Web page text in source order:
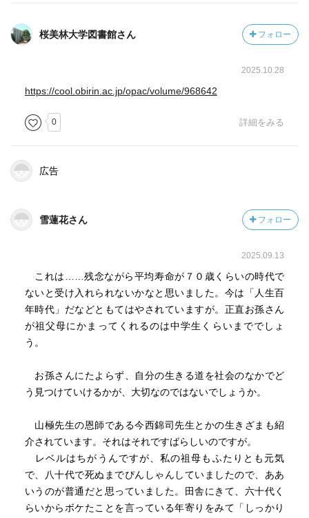
（自信）、の３要素が、人間の成熟度の指標ではない
か。」
・考え方ひとつで、老いは新しい価値をもって私たちのな
かに立ち上がってくる。年をとることを「さびしい」「苦
る。
・老いは気候変動に似ていて、生物圏に共通なグローバル
間では生物としての特徴だけでなく、生きてきた文化の違
いが色濃く現れる。自然の存在である人間と歴史的な構築
・医療技術の発達や情報通信革命といった変化で、譲り、
伝え、寄り添うことが魅力だった老境の心構えが、壮年期
の競い、獲得し、自己主張するままに続いていくようにな
った。これでは平和な世代交代が起きず、生物圏の原則に
反して世代間の葛藤が増え、社会が不安定になってしま
・これまで科学技術は個人の能力を拡大し、その積として
の文明の力を増大してきたが、それでは地球が壊れてしま
人間の暮らしをデザインする必要があるが、それは利他の
精神と遊び心に満ちた高齢者の役割。
（老いの力）
・いまはインターネットの普及で、新しいことは若者たち
のほうがよほどよく知っている。そんな時代には情報（知
桜美林大学図書館さん フォロー
2025.10.28
https://cool.obirin.ac.jp/opac/volume/968642
0 詳細をみる
広告
雪蓮花さん フォロー
2025.09.13
これは……残念ながら平均寿命が７０歳くらいの時代で
ないと受け入れられないかなと思いました。今は「人生百
年時代」だなどともてはやされていますが。正直お孫さん
が祖父母にかまってくれるのは中学生くらいまででしょ
う。
お孫さんにたよらず、自分の生きる道を社会のなかでど
う見つけていけるかが、大切なのではないでしょうか。
山極先生の恩師である今西錦司先生とかの生きざまも紹
介されています。それはそれですばらしいのですが。
レベルはちがうんですが、私の祖母もふたりとも元気
で、八十代で死ぬまでぴんしゃんしていましたので、ああ
いうのが普通だと思っていました。田舎にきて、六十代く
らいからボケたことを言っている年寄りをみて「しっかり